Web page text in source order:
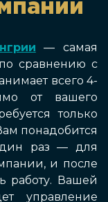
— самая
сравнению с
всего 4-
от вашего
только
понадобится
раз — для
и после
работу. Вашей
управление